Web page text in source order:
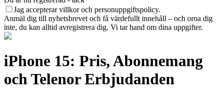
Jag accepterar villkor och personuppgiftspolicy.
Anmäl dig till nyhetsbrevet och få värdefullt innehåll – och oroa dig
inte, du kan alltid avregistrera dig. Vi tar hand om dina uppgifter.
iPhone 15: Pris, Abonnemang
och Telenor Erbjudanden